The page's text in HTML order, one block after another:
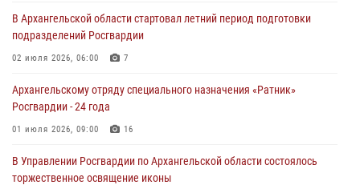
В Архангельской области стартовал летний период подготовки
подразделений Росгвардии
02 июля 2026, 06:00 7
Архангельскому отряду специального назначения «Ратник»
Росгвардии - 24 года
01 июля 2026, 09:00 16
В Управлении Росгвардии по Архангельской области состоялось
торжественное освящение иконы